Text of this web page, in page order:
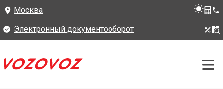
Москва
Электронный документооборот